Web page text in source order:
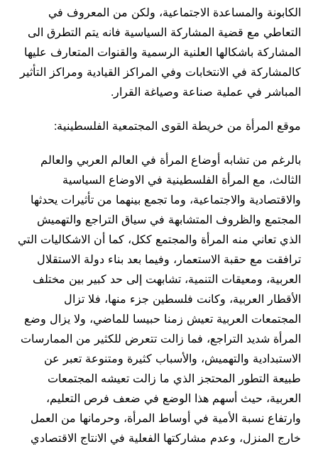
الكابونة والمساعدة الاجتماعية، ولكن من المعروف في
التعاطي مع قضية المشاركة السياسية فانه يتم التطرق الى
المشاركة باشكالها العلنية الرسمية والقنوات المتعارف عليها
كالمشاركة في الانتخابات وفي المراكز القيادية ومراكز التأثير
المباشر في عملية صناعة وصياغة القرار.
موقع المرأة من خريطة القوى المجتمعية الفلسطينية:
بالرغم من تشابه أوضاع المرأة في العالم العربي والعالم
الثالث، مع المرأة الفلسطينية في الاوضاع السياسية
والاقتصادية والاجتماعية، وما تجمع بينهما من تأثيرات يحدثها
المجتمع والظروف المتشابهة في سياق التراجع والتهميش
الذي تعاني منه المرأة والمجتمع ككل، كما أن الاشكاليات التي
ترافقت مع حقبة الاستعمار، وفيما بعد بناء دولة الاستقلال
العربية، ومعيقات التنمية، تشابهت إلى حد كبير بين مختلف
الأقطار العربية، وكانت فلسطين جزء منها، فلا تزال
المجتمعات العربية تعيش زمنا حبيسا للماضي، ولا يزال وضع
المرأة شديد التراجع، فما زالت تتعرض للكثير من الممارسات
الاستبدادية والتهميش، والأسباب كثيرة ومتنوعة تعبر عن
طبيعة التطور المحتجز الذي ما زالت تعيشه المجتمعات
العربية، حيث أسهم هذا الوضع في ضعف فرص التعليم،
وارتفاع نسبة الأمية في أوساط المرأة، وحرمانها من العمل
خارج المنزل، وعدم مشاركتها الفعلية في الانتاج الاقتصادي